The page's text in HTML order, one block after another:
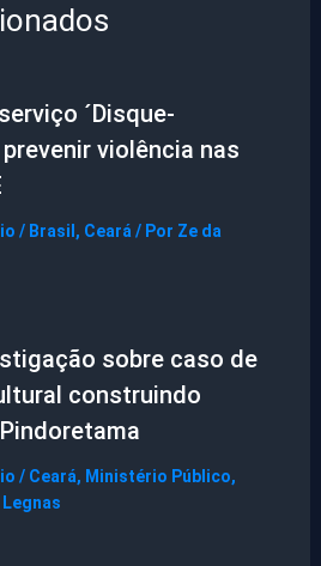
´Disque-
violência nas
/ Brasil , Ceará/ Por Ze da
sobre caso de
construindo
/ Ceará, Ministério Público,
Legnas